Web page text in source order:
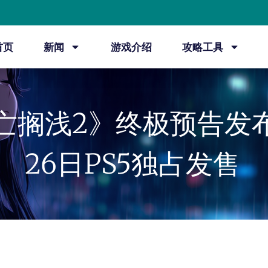
页 新闻 游戏介绍 攻略工具
搁浅2》终极预告发
26日PS5独占发售